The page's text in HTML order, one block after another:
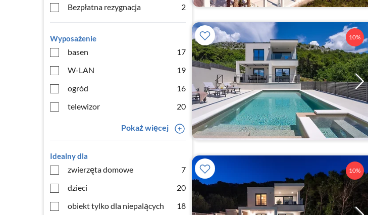
Bezpłatna rezygnacja
2
Wyposażenie
basen
17
W-LAN
19
ogród
16
telewizor
20
Pokaż więcej
Idealny dla
zwierzęta domowe
7
dzieci
20
obiekt tylko dla niepalących
18
10%
10%